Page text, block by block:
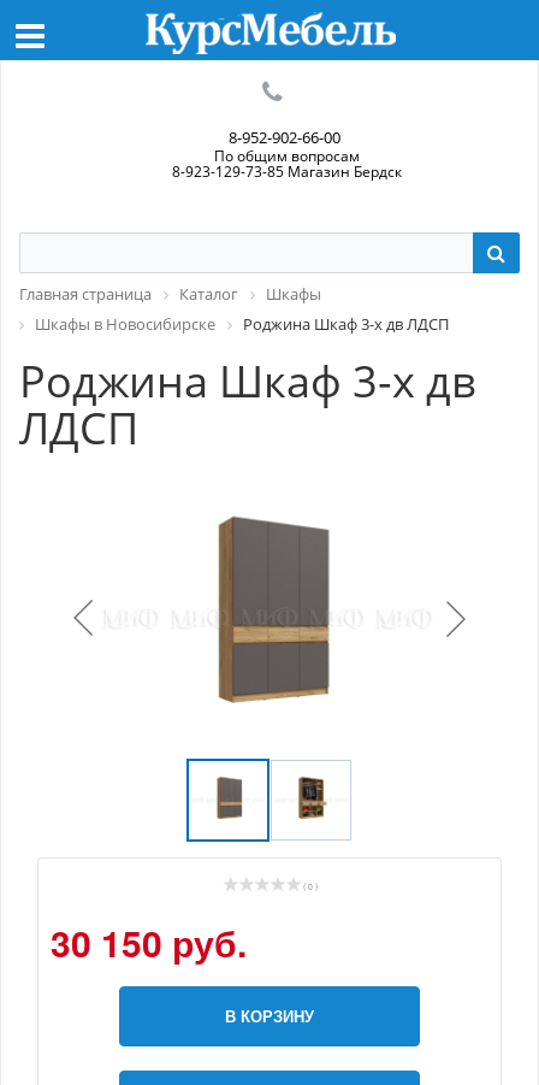
8-952-902-66-00
По общим вопросам
8-923-129-73-85 Магазин Бердск
Главная страница Каталог
Шкафы
Шкафы в Новосибирске
Роджина Шкаф 3-х дв ЛДСП
Роджина Шкаф 3-х дв
ЛДСП
( 0 )
30 150 руб.
В КОРЗИНУ